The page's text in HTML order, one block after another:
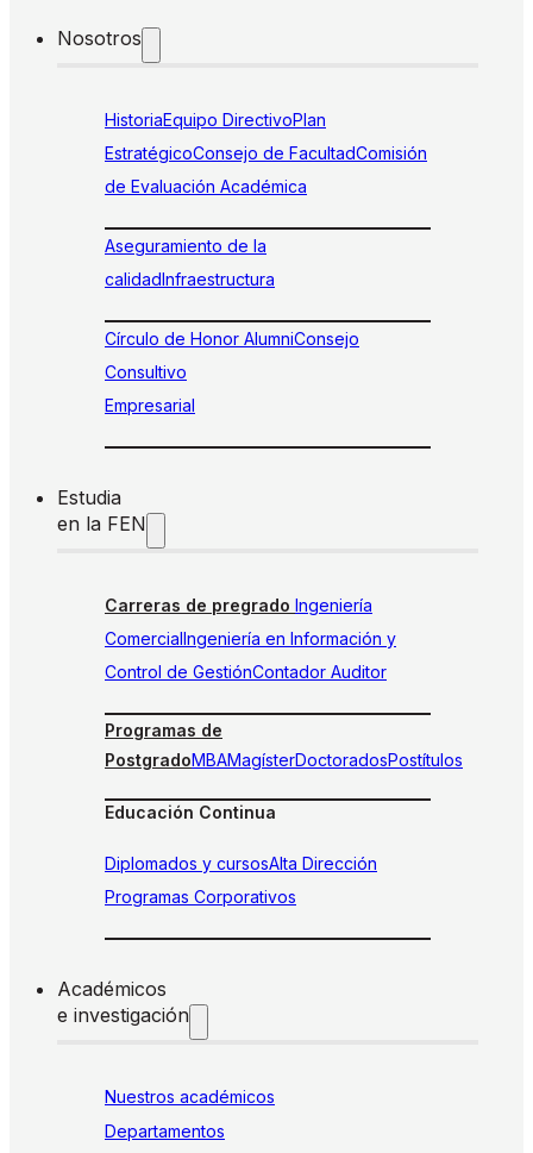
Nosotros
HistoriaEquipo DirectivoPlan
EstratégicoConsejo de FacultadComisión
de Evaluación Académica
Aseguramiento de la
calidadInfraestructura
Círculo de Honor AlumniConsejo
Consultivo
Empresarial
Estudia
en la FEN
Carreras de pregrado Ingeniería
ComercialIngeniería en Información y
Control de GestiónContador Auditor
Programas de
PostgradoMBAMagísterDoctoradosPostítulos
Educación Continua
Diplomados y cursosAlta Dirección
Programas Corporativos
Académicos
e investigación
Nuestros académicos
Departamentos